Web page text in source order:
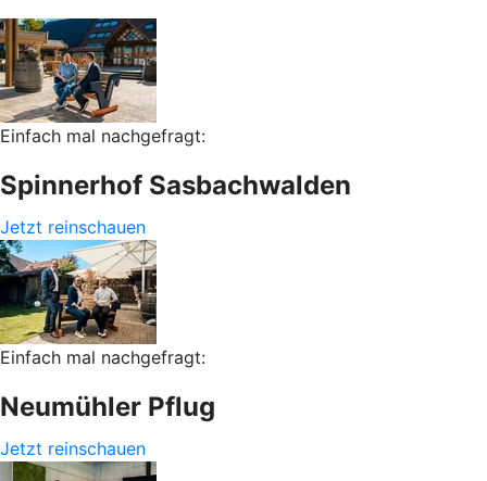
Einfach mal nachgefragt:
Spinnerhof Sasbachwalden
Jetzt reinschauen
Einfach mal nachgefragt:
Neumühler Pflug
Jetzt reinschauen